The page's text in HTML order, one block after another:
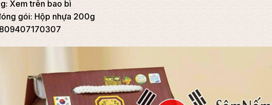
Xem trên bao bì
gói: Hộp nhựa 200g